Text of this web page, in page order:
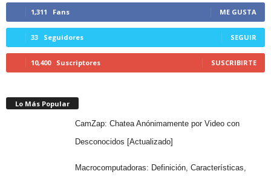
1,311 Fans ME GUSTA
33 Seguidores SEGUIR
10,400 Suscriptores SUSCRIBIRTE
Lo Más Popular
CamZap: Chatea Anónimamente por Video con
Desconocidos [Actualizado]
Macrocomputadoras: Definición, Características,